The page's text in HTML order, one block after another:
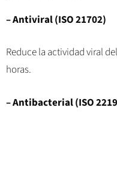
– Antiviral (ISO 21702)
Reduce la actividad viral
horas.
– Antibacterial (ISO